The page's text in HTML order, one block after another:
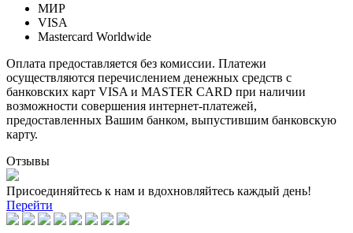
МИР
VISA
Mastercard Worldwide
Оплата предоставляется без комиссии. Платежи
осуществляются перечислением денежных средств с
банковских карт VISA и MASTER CARD при наличии
возможности совершения интернет-платежей,
предоставленных Вашим банком, выпустившим банковскую
карту.
Отзывы
Присоединяйтесь к нам и вдохновляйтесь каждый день!
Перейти